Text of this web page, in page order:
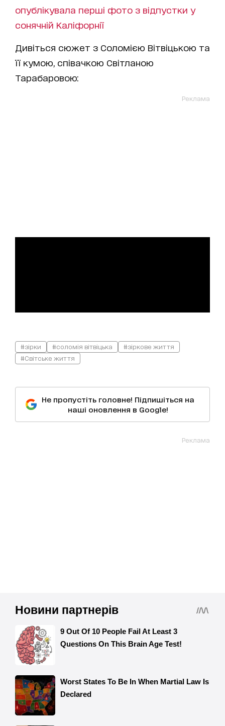
опублікувала перші фото з відпустки у
сонячній Каліфорнії
Дивіться сюжет з Соломією Вітвіцькою та
її кумою, співачкою Світланою
Тарабаровою:
Реклама
#зірки #соломія вітвіцька
#зіркове життя
#Світське життя
Не пропустіть головне! Підпишіться на
наші оновлення в Google!
Реклама